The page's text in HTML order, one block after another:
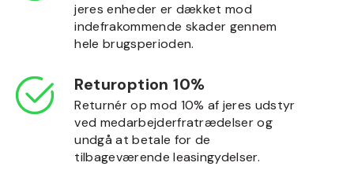
jeres enheder er dækket mod
indefrakommende skader gennem
hele brugsperioden.
Returoption 10%
Returnér op mod 10% af jeres udstyr
ved medarbejderfratrædelser og
undgå at betale for de
tilbageværende leasingydelser.